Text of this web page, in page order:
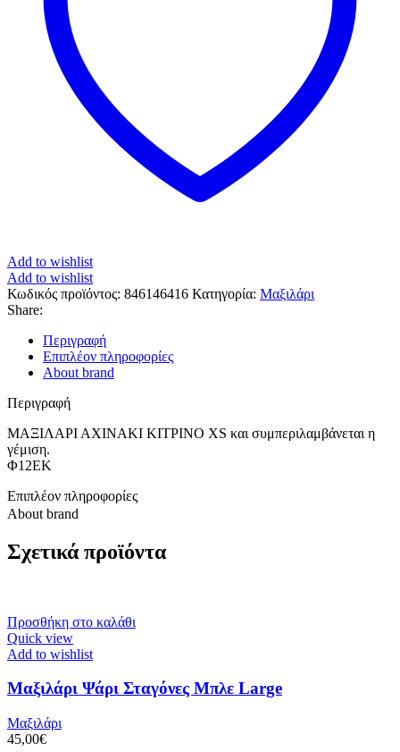
Add to wishlist
Add to wishlist
Κωδικός προϊόντος: 846146416 Κατηγορία: Μαξιλάρι
Share:
Περιγραφή
Επιπλέον πληροφορίες
About brand
Περιγραφή
ΜΑΞΙΛΑΡΙ ΑΧΙΝΑΚΙ ΚΙΤΡΙΝΟ XS και συμπεριλαμβάνεται η
γέμιση.
Φ12ΕΚ
Επιπλέον πληροφορίες
About brand
Σχετικά προϊόντα
Προσθήκη στο καλάθι
Quick view
Add to wishlist
Μαξιλάρι Ψάρι Σταγόνες Μπλε Large
Μαξιλάρι
45,00€